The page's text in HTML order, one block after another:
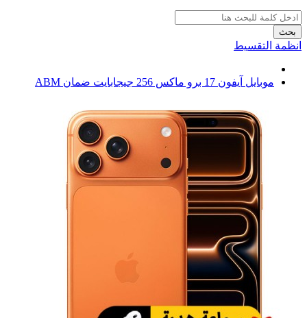
بحث
انظمة التقسيط
موبايل آيفون 17 برو ماكس 256 جيجابايت ضمان ABM